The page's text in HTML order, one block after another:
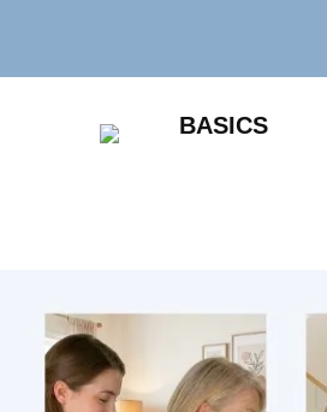
springen
BASICS